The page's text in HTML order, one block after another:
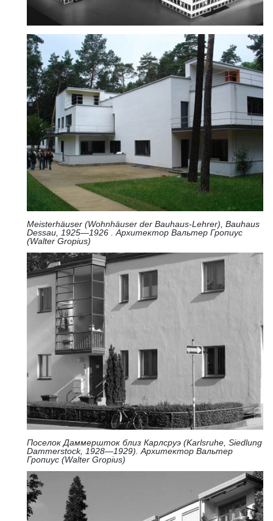
Meisterhäuser (Wohnhäuser der Bauhaus-Lehrer), Bauhaus
Dessau, 1925—1926 . Архитектор Вальтер Гропиус
(Walter Gropius)
Поселок Даммершток близ Карлсруэ (Karlsruhe, Siedlung
Dammerstock, 1928—1929). Архитектор Вальтер
Гропиус (Walter Gropius)